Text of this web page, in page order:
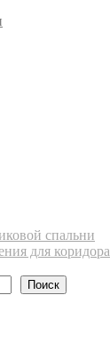
спальни
для коридора
Поиск